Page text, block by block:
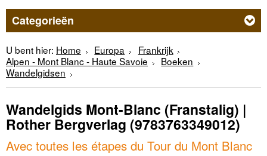
Categorieën
U bent hier: Home Europa
Frankrijk
Alpen - Mont Blanc - Haute Savoie
Boeken
Wandelgidsen
Wandelgids Mont-Blanc (Franstalig) |
Rother Bergverlag (9783763349012)
Avec toutes les étapes du Tour du Mont Blanc